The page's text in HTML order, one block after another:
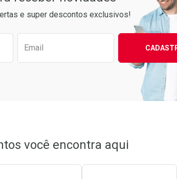
Ver Desconto Convênio
e super descontos exclusivos!
abaixo para receber as
Email
você encontra aqui